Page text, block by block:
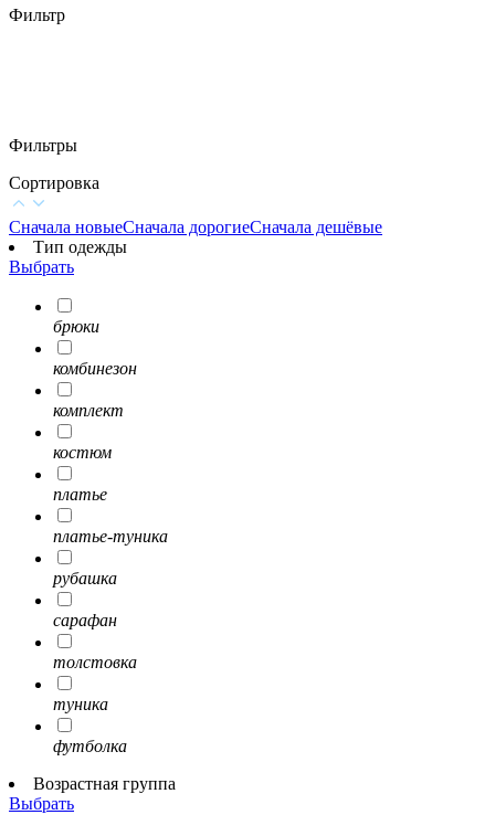
Фильтр
Фильтры
Сортировка
Сначала новыеСначала дорогиеСначала дешёвые
Тип одежды
Выбрать
брюки
комбинезон
комплект
костюм
платье
платье-туника
рубашка
сарафан
толстовка
туника
футболка
Возрастная группа
Выбрать